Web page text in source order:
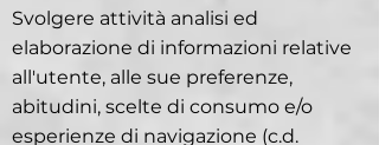
Svolgere attività analisi ed
elaborazione di informazioni relative
all'utente, alle sue preferenze,
abitudini, scelte di consumo e/o
esperienze di navigazione (c.d.